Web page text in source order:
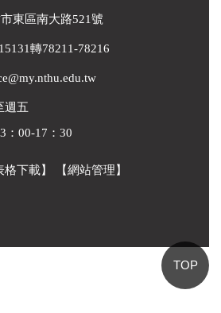
東區南大路521號
轉78211-78216
週五
：00-17：30
格下載】 【網站管理】
TOP